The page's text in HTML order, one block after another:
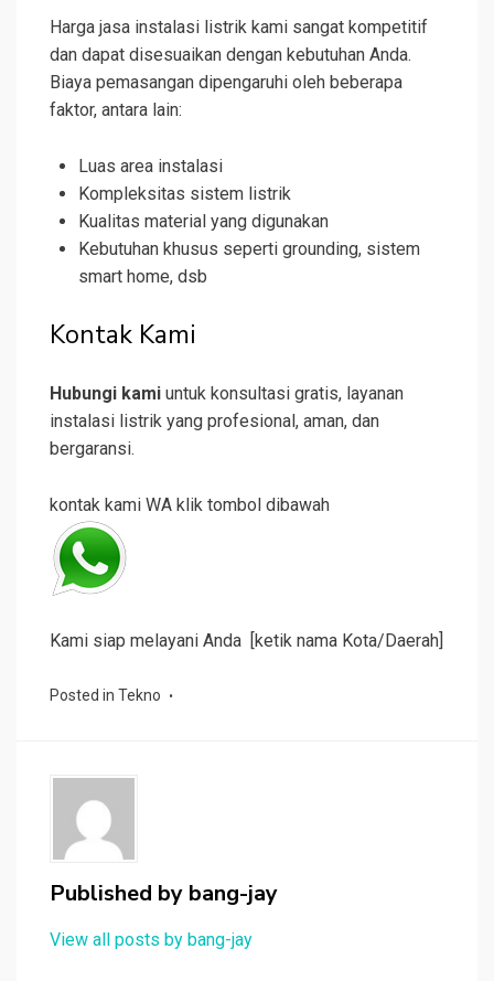
Harga jasa instalasi listrik kami sangat kompetitif
dan dapat disesuaikan dengan kebutuhan Anda.
Biaya pemasangan dipengaruhi oleh beberapa
faktor, antara lain:
Luas area instalasi
Kompleksitas sistem listrik
Kualitas material yang digunakan
Kebutuhan khusus seperti grounding, sistem
smart home, dsb
Kontak Kami
Hubungi kami untuk konsultasi gratis, layanan
instalasi listrik yang profesional, aman, dan
bergaransi.
kontak kami WA klik tombol dibawah
Kami siap melayani Anda [ketik nama Kota/Daerah]
Posted in Tekno
Published by bang-jay
View all posts by bang-jay